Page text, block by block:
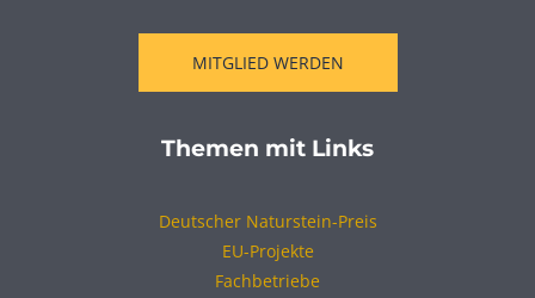
MITGLIED WERDEN
Themen mit Links
Deutscher Naturstein-Preis
EU-Projekte
Fachbetriebe